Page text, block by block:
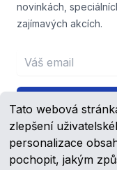
Tato webová
zlepšení
personalizace
pochopit, jakým
novinkách,
zajímavých akcích.
Email address